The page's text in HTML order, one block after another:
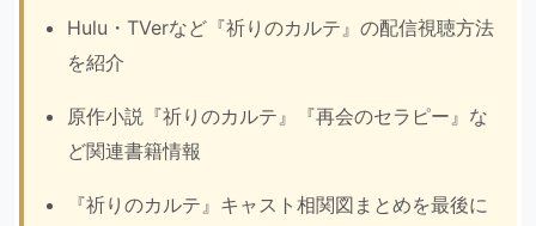
Hulu・TVerなど『祈りのカルテ』の配信視聴方法
を紹介
原作小説『祈りのカルテ』『再会のセラピー』な
ど関連書籍情報
『祈りのカルテ』キャスト相関図まとめを最後に